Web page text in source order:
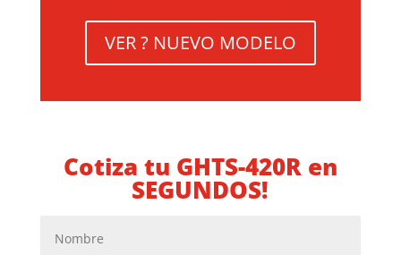
VER ? NUEVO MODELO
Cotiza tu GHTS-420R en
SEGUNDOS!